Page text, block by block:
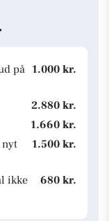
på 1.000 kr.
2.880 kr.
1.660 kr.
1.500 kr.
ikke
680 kr.